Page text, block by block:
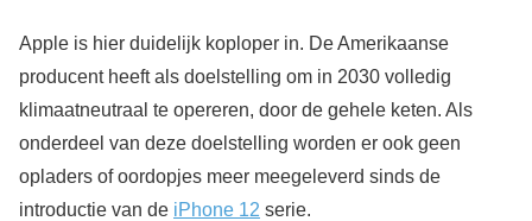
Apple is hier duidelijk koploper in. De Amerikaanse
producent heeft als doelstelling om in 2030 volledig
klimaatneutraal te opereren, door de gehele keten. Als
onderdeel van deze doelstelling worden er ook geen
opladers of oordopjes meer meegeleverd sinds de
introductie van de iPhone 12 serie.